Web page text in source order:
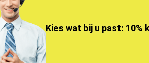
Kies wat bij u past: